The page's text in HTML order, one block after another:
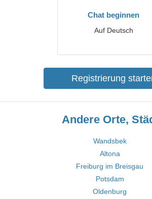
Chat beginnen
Auf Deutsch
Registrierung
Andere Orte,
Wandsbek
Altona
Freiburg im Breisgau
Potsdam
Oldenburg